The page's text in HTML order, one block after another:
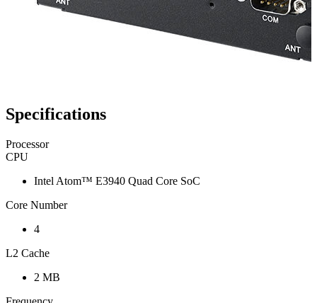
Specifications
Processor
CPU
Intel Atom™ E3940 Quad Core SoC
Core Number
4
L2 Cache
2 MB